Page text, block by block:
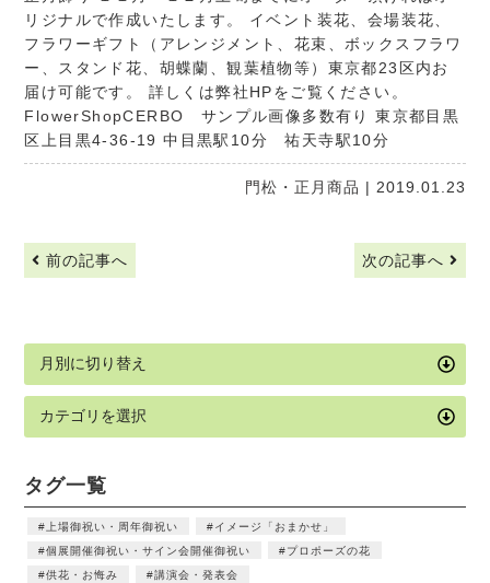
リジナルで作成いたします。 イベント装花、会場装花、
フラワーギフト（アレンジメント、花束、ボックスフラワ
ー、スタンド花、胡蝶蘭、観葉植物等）東京都23区内お
届け可能です。 詳しくは弊社HPをご覧ください。
FlowerShopCERBO サンプル画像多数有り 東京都目黒
区上目黒4-36-19 中目黒駅10分 祐天寺駅10分
門松・正月商品 | 2019.01.23
前の記事へ 次の記事へ
タグ一覧
上場御祝い・周年御祝い
イメージ「おまかせ」
個展開催御祝い・サイン会開催御祝い
プロポーズの花
供花・お悔み
講演会・発表会